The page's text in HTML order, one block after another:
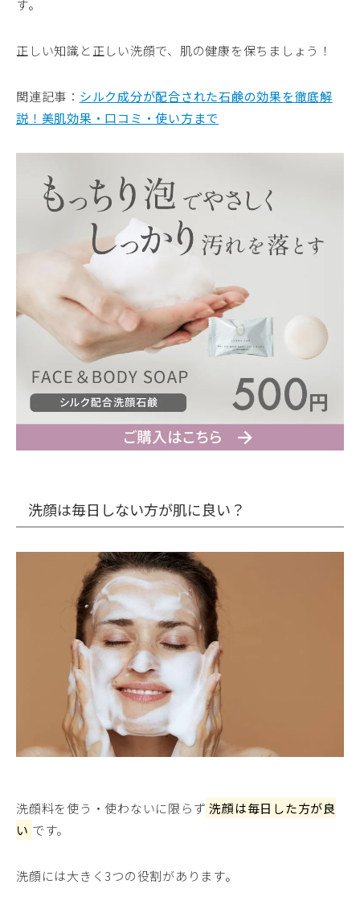
す。
正しい知識と正しい洗顔で、肌の健康を保ちましょう！
関連記事： シルク成分が配合された石鹸の効果を徹底解
説！美肌効果・口コミ・使い方まで
洗顔は毎日しない方が肌に良い？
洗顔料を使う・使わないに限らず 洗顔は毎日した方が良
い です。
洗顔には大きく3つの役割があります。